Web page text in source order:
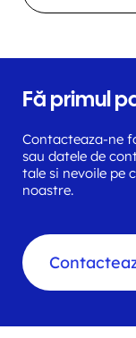
Fă primul
Contacteaza-ne
sau datele de
tale si nevoile pe
noastre.